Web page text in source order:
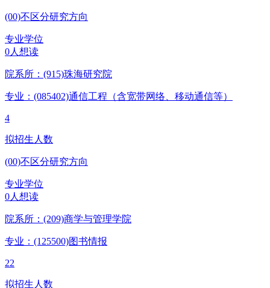
(00)不区分研究方向
专业学位
0人想读
院系所：(915)珠海研究院
专业：(085402)通信工程（含宽带网络、移动通信等）
4
拟招生人数
(00)不区分研究方向
专业学位
0人想读
院系所：(209)商学与管理学院
专业：(125500)图书情报
22
拟招生人数